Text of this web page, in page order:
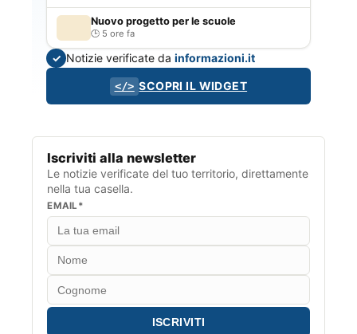
Nuovo progetto per le scuole
5 ore fa
✓ Notizie verificate dainformazioni.it
</> SCOPRI IL WIDGET
Iscriviti alla newsletter
Le notizie verificate del tuo territorio, direttamente
nella tua casella.
EMAIL*